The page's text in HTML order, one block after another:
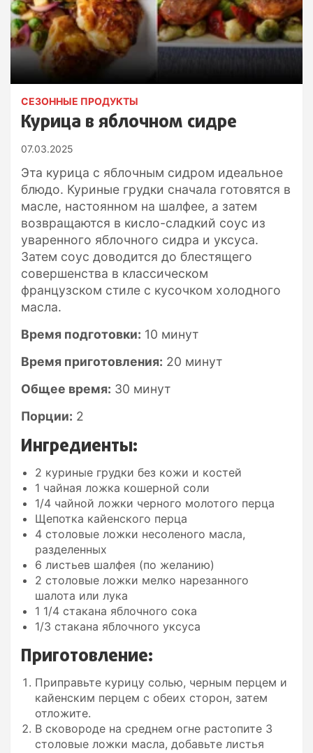
СЕЗОННЫЕ ПРОДУКТЫ
Курица в яблочном сидре
07.03.2025
Эта курица с яблочным сидром идеальное
блюдо. Куриные грудки сначала готовятся в
масле, настоянном на шалфее, а затем
возвращаются в кисло-сладкий соус из
уваренного яблочного сидра и уксуса.
Затем соус доводится до блестящего
совершенства в классическом
французском стиле с кусочком холодного
масла.
Время подготовки: 10 минут
Время приготовления: 20 минут
Общее время: 30 минут
Порции: 2
Ингредиенты:
2 куриные грудки без кожи и костей
1 чайная ложка кошерной соли
1/4 чайной ложки черного молотого перца
Щепотка кайенского перца
4 столовые ложки несоленого масла,
разделенных
6 листьев шалфея (по желанию)
2 столовые ложки мелко нарезанного
шалота или лука
1 1/4 стакана яблочного сока
1/3 стакана яблочного уксуса
Приготовление:
Приправьте курицу солью, черным перцем и
кайенским перцем с обеих сторон, затем
отложите.
В сковороде на среднем огне растопите 3
столовые ложки масла, добавьте листья